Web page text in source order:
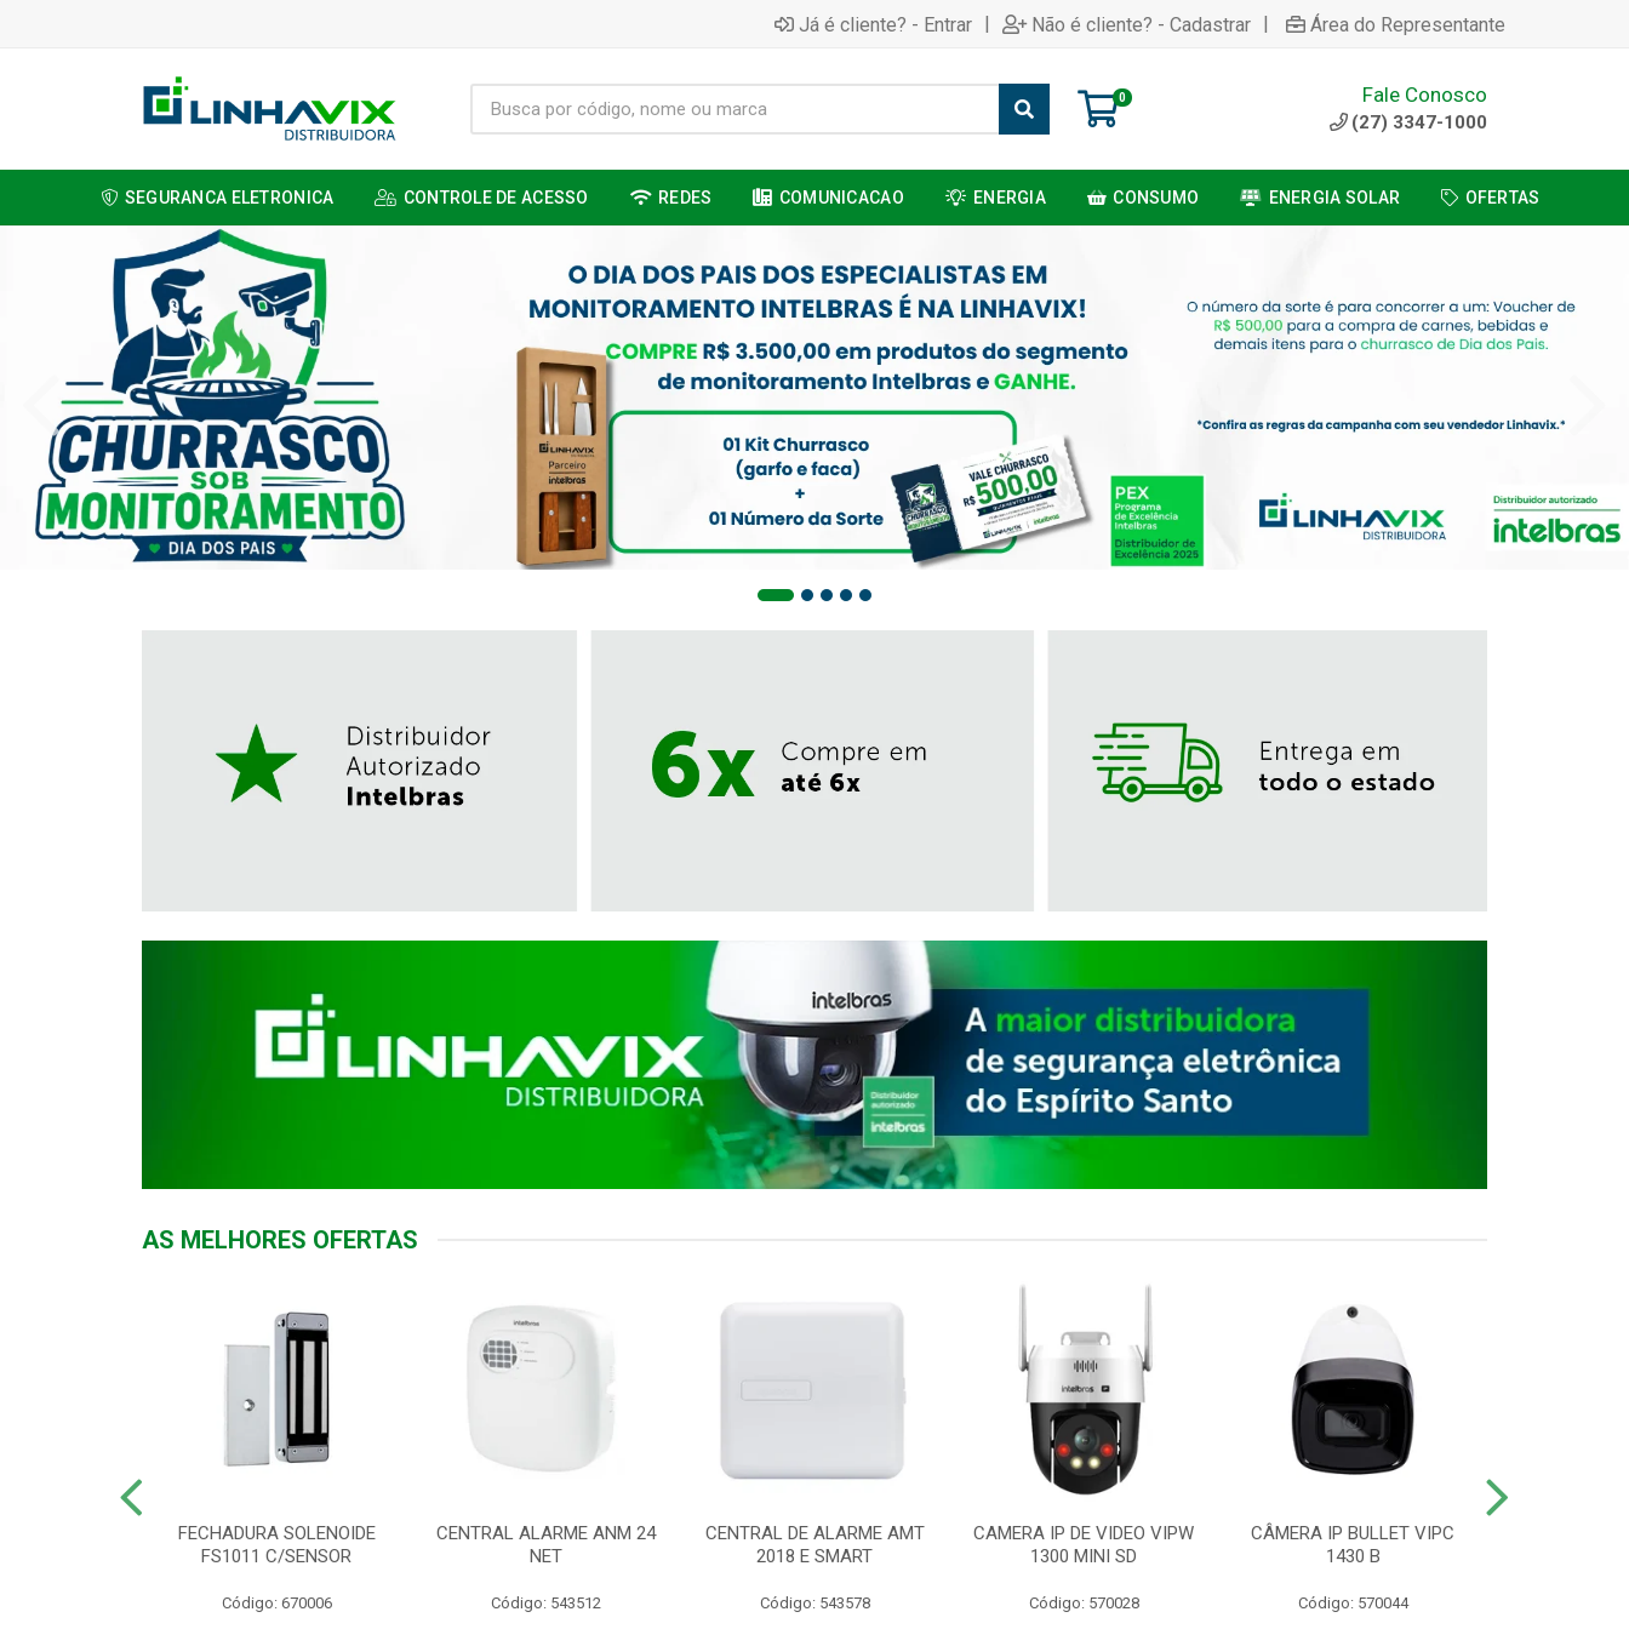
Já é cliente? - Entrar | Não é cliente? - Cadastrar | Área do Representante
0 Fale Conosco
(27) 3347-1000
SEGURANCA ELETRONICA CONTROLE DE ACESSO REDES COMUNICACAO ENERGIA CONSUMO ENERGIA SOLAR OFERTAS
AS MELHORES OFERTAS
FECHADURA SOLENOIDE
FS1011 C/SENSOR
Código: 670006
CENTRAL ALARME ANM 24
NET
Código: 543512
CENTRAL DE ALARME AMT
2018 E SMART
Código: 543578
CAMERA IP DE VIDEO VIPW
1300 MINI SD
Código: 570028
CÂMERA IP BULLET VIPC
1430 B
Código: 570044